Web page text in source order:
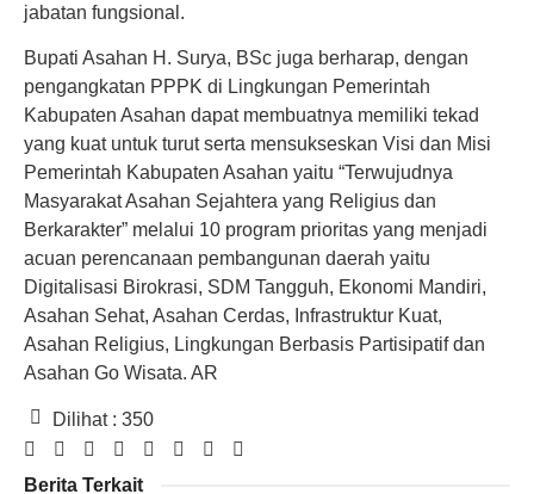
jabatan fungsional.
Bupati Asahan H. Surya, BSc juga berharap, dengan
pengangkatan PPPK di Lingkungan Pemerintah
Kabupaten Asahan dapat membuatnya memiliki tekad
yang kuat untuk turut serta mensukseskan Visi dan Misi
Pemerintah Kabupaten Asahan yaitu “Terwujudnya
Masyarakat Asahan Sejahtera yang Religius dan
Berkarakter” melalui 10 program prioritas yang menjadi
acuan perencanaan pembangunan daerah yaitu
Digitalisasi Birokrasi, SDM Tangguh, Ekonomi Mandiri,
Asahan Sehat, Asahan Cerdas, Infrastruktur Kuat,
Asahan Religius, Lingkungan Berbasis Partisipatif dan
Asahan Go Wisata. AR
Dilihat : 350
Berita Terkait